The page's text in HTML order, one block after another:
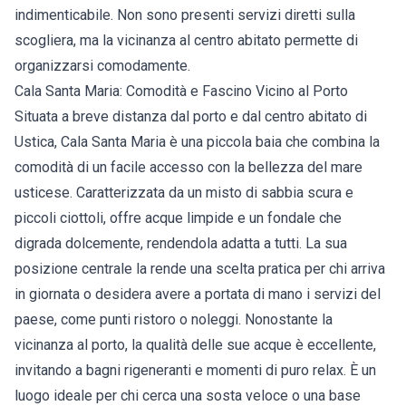
indimenticabile. Non sono presenti servizi diretti sulla
scogliera, ma la vicinanza al centro abitato permette di
organizzarsi comodamente.
Cala Santa Maria: Comodità e Fascino Vicino al Porto
Situata a breve distanza dal porto e dal centro abitato di
Ustica, Cala Santa Maria è una piccola baia che combina la
comodità di un facile accesso con la bellezza del mare
usticese. Caratterizzata da un misto di sabbia scura e
piccoli ciottoli, offre acque limpide e un fondale che
digrada dolcemente, rendendola adatta a tutti. La sua
posizione centrale la rende una scelta pratica per chi arriva
in giornata o desidera avere a portata di mano i servizi del
paese, come punti ristoro o noleggi. Nonostante la
vicinanza al porto, la qualità delle sue acque è eccellente,
invitando a bagni rigeneranti e momenti di puro relax. È un
luogo ideale per chi cerca una sosta veloce o una base